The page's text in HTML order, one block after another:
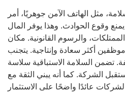
مثل الهاتف الآمن جوهريًا، أمر
وقوع الحوادث. وهذا يوفر المال
والرسوم القانونية. مكان
أكثر سعادة وإنتاجية. يتجنب
تضمن السلامة الاستباقية سلاسة
الشركة. كما أنه يبني الثقة مع
عائدًا واضحًا على الاستثمار